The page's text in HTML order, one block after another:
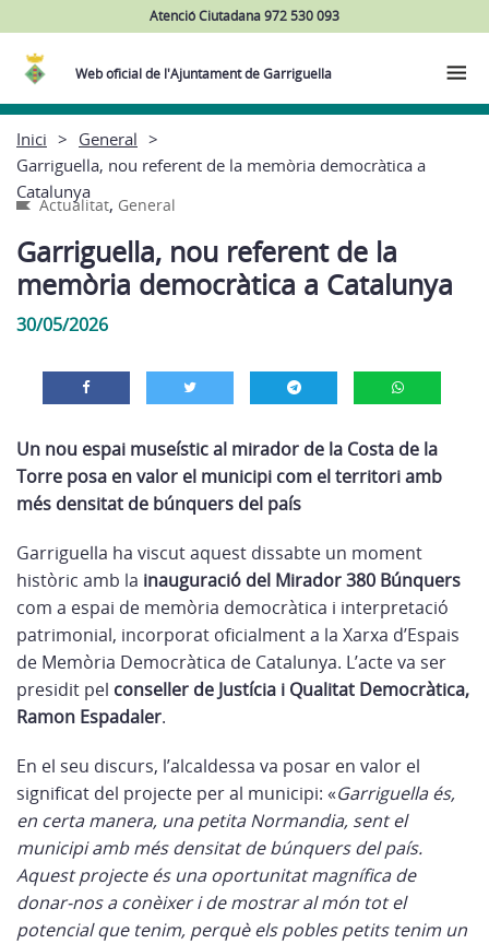
Atenció Ciutadana 972 530 093
Web oficial de l'Ajuntament de Garriguella
Inici
General
Garriguella, nou referent de la memòria democràtica a
Catalunya
Actualitat, General
Garriguella, nou referent de la
memòria democràtica a Catalunya
30/05/2026
Un nou espai museístic al mirador de la Costa de la
Torre posa en valor el municipi com el territori amb
més densitat de búnquers del país
Garriguella ha viscut aquest dissabte un moment
històric amb la inauguració del Mirador 380 Búnquers
com a espai de memòria democràtica i interpretació
patrimonial, incorporat oficialment a la Xarxa d’Espais
de Memòria Democràtica de Catalunya. L’acte va ser
presidit pel conseller de Justícia i Qualitat Democràtica,
Ramon Espadaler.
En el seu discurs, l’alcaldessa va posar en valor el
significat del projecte per al municipi: «Garriguella és,
en certa manera, una petita Normandia, sent el
municipi amb més densitat de búnquers del país.
Aquest projecte és una oportunitat magnífica de
donar-nos a conèixer i de mostrar al món tot el
potencial que tenim, perquè els pobles petits tenim un